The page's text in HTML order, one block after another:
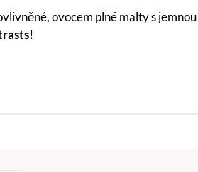
ovocem plné malty s